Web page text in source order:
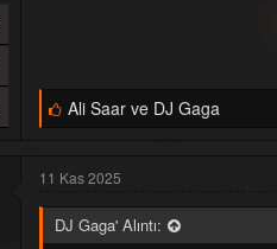
B
n
e
Ali Saarve DJ Gaga
11 Kas 2025
DJ Gaga' Alıntı: